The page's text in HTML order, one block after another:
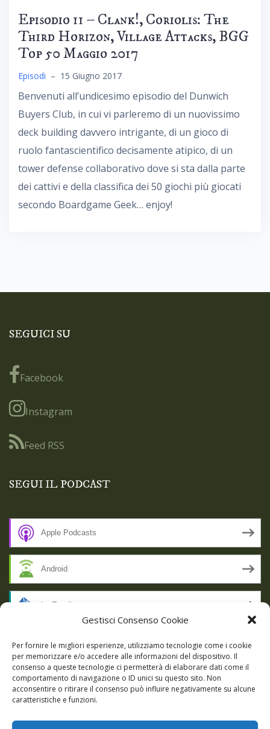
Gestisci Consenso Cookie
Per fornire le migliori esperienze, utilizziamo tecnologie come i cookie
per memorizzare e/o accedere alle informazioni del dispositivo. Il
consenso a queste tecnologie ci permetterà di elaborare dati come il
comportamento di navigazione o ID unici su questo sito. Non
acconsentire o ritirare il consenso può influire negativamente su alcune
caratteristiche e funzioni.
Episodio 11 – Clank!, Coriolis: The
Third Horizon, Village Attacks, BGG
Top 50 Maggio 2017
Episodi – 15 Giugno 2017
Benvenuti all’undicesimo episodio del Dunwich
Buyers Club, in cui vi parleremo di un nuovissimo
deck building davvero intrigante, di un gioco di
ruolo fantascientifico decisamente atipico, di un
tower defense collaborativo dove si sta dalla parte
dei cattivi e della classifica dei 50 giochi più giocati
secondo Boardgame Geek… enjoy!
SEGUICI SU
Facebook
Instagram
Feed RSS
SEGUI IL PODCAST
Apple Podcasts
Android
by Email
RSS
SSL SECURE